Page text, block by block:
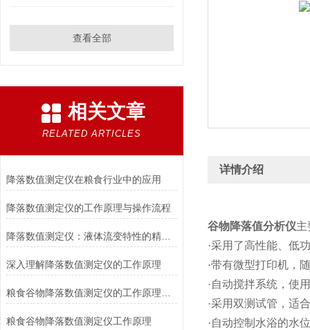
查看全部
相关文章
RELATED ARTICLES
降落数值测定仪在粮食行业中的应用
降落数值测定仪的工作原理与操作流程
降落数值测定仪：液体流变特性的精准守护者
深入理解降落数值测定仪的工作原理
粮食谷物降落数值测定仪工作原理
详情介绍
谷物降落值分析仪主
·采用了高性能、低
·带有微型打印机，
·自动搅拌系统，使
·采用双测试管，适
·自动控制水浴的水